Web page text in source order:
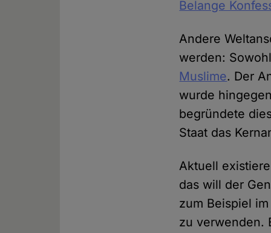
Belange
Andere
werden:
Muslime. Der
wurde
begründete
Staat das
Aktuell
das will der
zum Beispiel
zu verwenden.